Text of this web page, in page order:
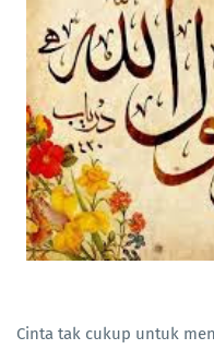
Cinta tak cukup untuk